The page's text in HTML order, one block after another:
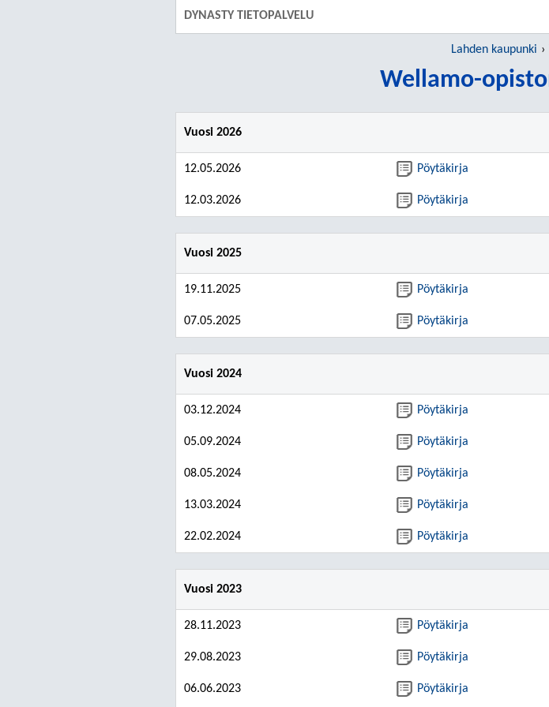
DYNASTY TIETOPALVELU
Lahden kaupunki
Wellamo-
Vuosi 2026
12.05.2026 Pöytäkirja
12.03.2026 Pöytäkirja
Vuosi 2025
19.11.2025 Pöytäkirja
07.05.2025 Pöytäkirja
Vuosi 2024
03.12.2024 Pöytäkirja
05.09.2024 Pöytäkirja
08.05.2024 Pöytäkirja
13.03.2024 Pöytäkirja
22.02.2024 Pöytäkirja
Vuosi 2023
28.11.2023 Pöytäkirja
29.08.2023 Pöytäkirja
06.06.2023 Pöytäkirja